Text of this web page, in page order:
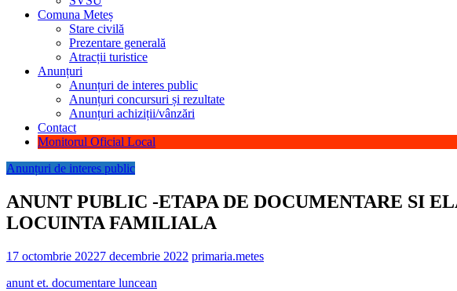
Comuna Meteș
Stare civilă
Prezentare generală
Atracții turistice
Anunțuri
Anunțuri de interes public
Anunțuri concursuri și rezultate
Anunțuri achiziții/vânzări
Contact
Monitorul Oficial Local
Anunțuri de interes public
ANUNT PUBLIC -ETAPA DE DOCUMENTARE SI
LOCUINTA FAMILIALA
17 octombrie 20227 decembrie 2022 primaria.metes
anunt et. documentare luncean